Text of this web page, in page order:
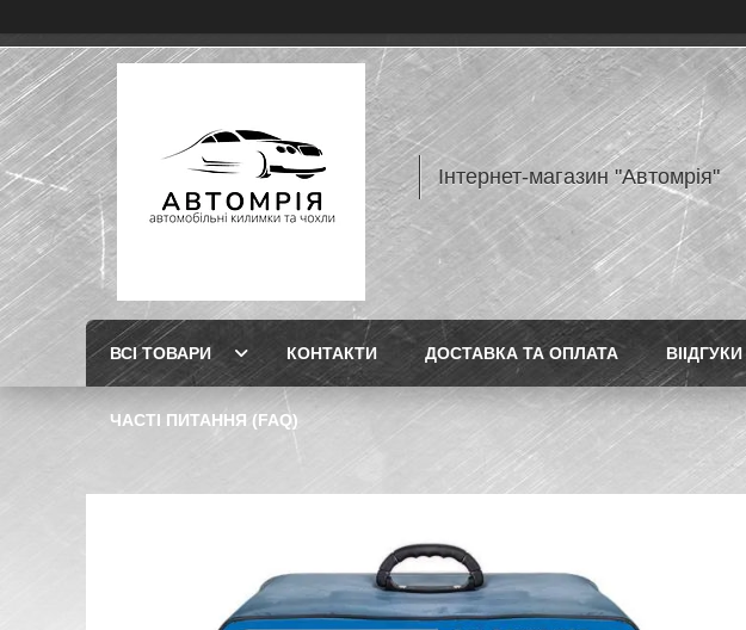
Інтернет-магазин "Автомрія"
ВСІ ТОВАРИ КОНТАКТИ ДОСТАВКА ТА ОПЛАТА ВІІДГУКИ
ЧАСТІ ПИТАННЯ (FAQ)